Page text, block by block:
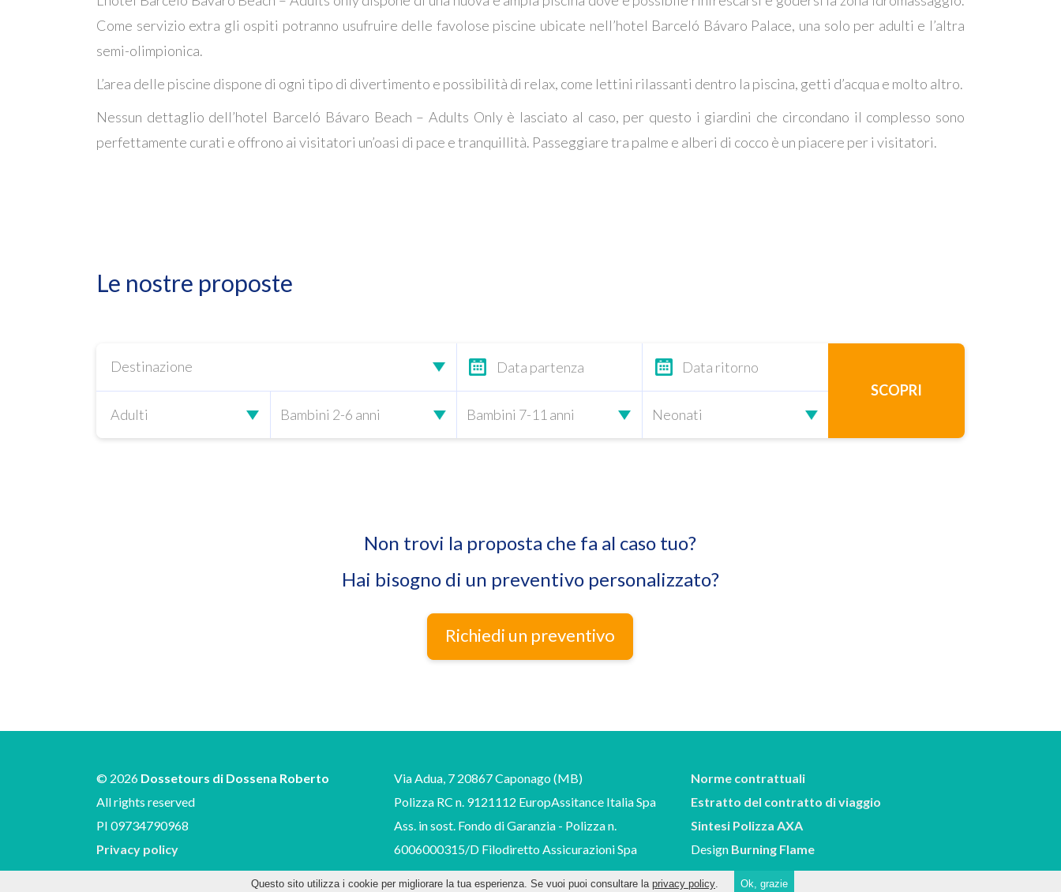
Questo sito utilizza i cookie per migliorare la tua esperienza. Se vuoi puoi consultare la privacy policy. Ok, grazie
Come servizio extra gli ospiti potranno usufruire delle favolose piscine ubicate nell’hotel Barceló Bávaro Palace, una solo per adulti e l’altra
semi-olimpionica.
L’area delle piscine dispone di ogni tipo di divertimento e possibilità di relax, come lettini rilassanti dentro la piscina, getti d’acqua e molto altro.
Nessun dettaglio dell’hotel Barceló Bávaro Beach – Adults Only è lasciato al caso, per questo i giardini che circondano il complesso sono
perfettamente curati e offrono ai visitatori un’oasi di pace e tranquillità. Passeggiare tra palme e alberi di cocco è un piacere per i visitatori.
Le nostre proposte
SCOPRI
Non trovi la proposta che fa al caso tuo?
Hai bisogno di un preventivo personalizzato?
Richiedi un preventivo
© 2026 Dossetours di Dossena Roberto
All rights reserved
PI 09734790968
Privacy policy
Via Adua, 7 20867 Caponago (MB)
Polizza RC n. 9121112 EuropAssitance Italia Spa
Ass. in sost. Fondo di Garanzia - Polizza n.
6006000315/D Filodiretto Assicurazioni Spa
Norme contrattuali
Estratto del contratto di viaggio
Sintesi Polizza AXA
Design Burning Flame